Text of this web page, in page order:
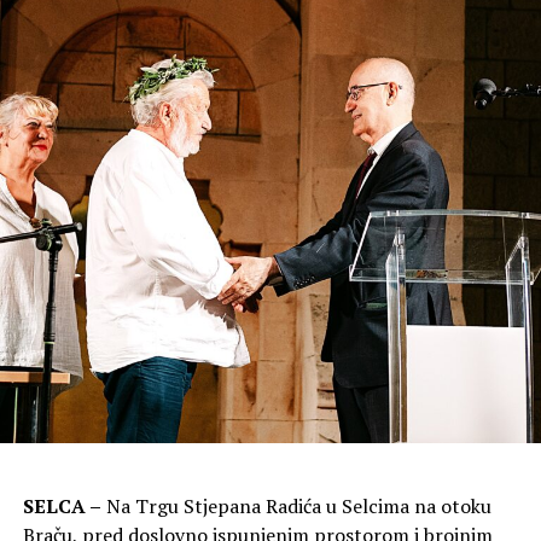
ide nezaustavljivo dalje, diše punim plućima i uživamo
plodove svoje slobode. Ali, moramo znati da suvremeni
Zadar ne bi bio ovakav kakav je danas, da nije bilo žrtve
branitelja. Danas kad nam je dobro, ne smijemo
zaboraviti našoj djeci prenijeti kroz što su prolazili
njihovi preci.
Pokrenuli smo i ideju za osnivanje Muzeja Domovinskog
rata u Zadru, da se ne zaboravi.
Želim da cijeli grad živi za ovaj dan, u program
obilježavanja uključeni su svi, od najmlađih do onih
nešto starijih, hvala svima. Obilježimo ovaj dan punog
srca, pustimo da nam se naš grad razvija u slobodi i
prosperitetu. Hvala braniteljima na tome,
kazao je u
svom govoru gradonačelnik Erlić.
Župan Bilaver rekao je da su ovo dani ispunjeni
beskrajnom tugom, ali i radošću, pukovnik Čulina kazao
SELCA – Na Trgu Stjepana Radića u Selcima na otoku
Braču, pred doslovno ispunjenim prostorom i brojnim